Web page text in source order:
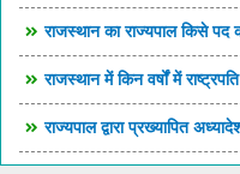
राजस्थान का राज्यपाल किसे पद
राजस्थान में किन वर्षों में
राज्यपाल द्वारा प्रख्यापित